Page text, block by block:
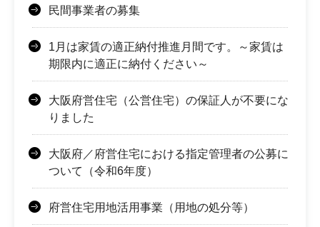
民間事業者の募集
1月は家賃の適正納付推進月間です。～家賃は
期限内に適正に納付ください～
大阪府営住宅（公営住宅）の保証人が不要にな
りました
大阪府／府営住宅における指定管理者の公募に
ついて（令和6年度）
府営住宅用地活用事業（用地の処分等）